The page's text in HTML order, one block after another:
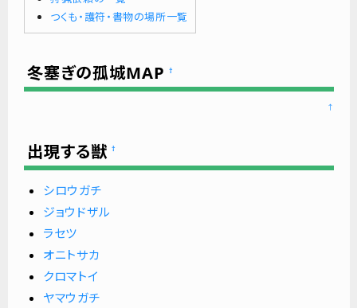
つくも・護符・書物の場所一覧
冬塞ぎの孤城MAP †
↑
出現する獣 †
シロウガチ
ジョウドザル
ラセツ
オニトサカ
クロマトイ
ヤマウガチ